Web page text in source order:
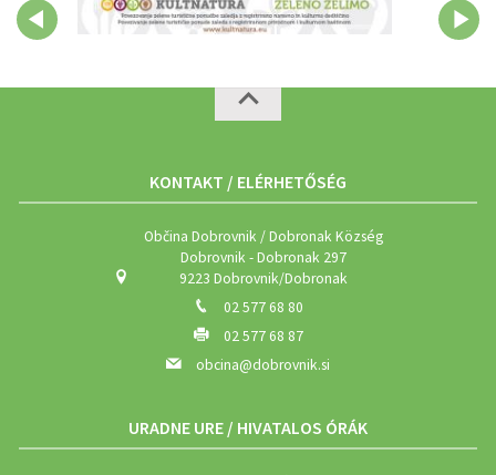
KONTAKT / ELÉRHETŐSÉG
Občina Dobrovnik / Dobronak Község
Dobrovnik - Dobronak 297
9223 Dobrovnik/Dobronak
02 577 68 80
02 577 68 87
obcina@dobrovnik.si
URADNE URE / HIVATALOS ÓRÁK